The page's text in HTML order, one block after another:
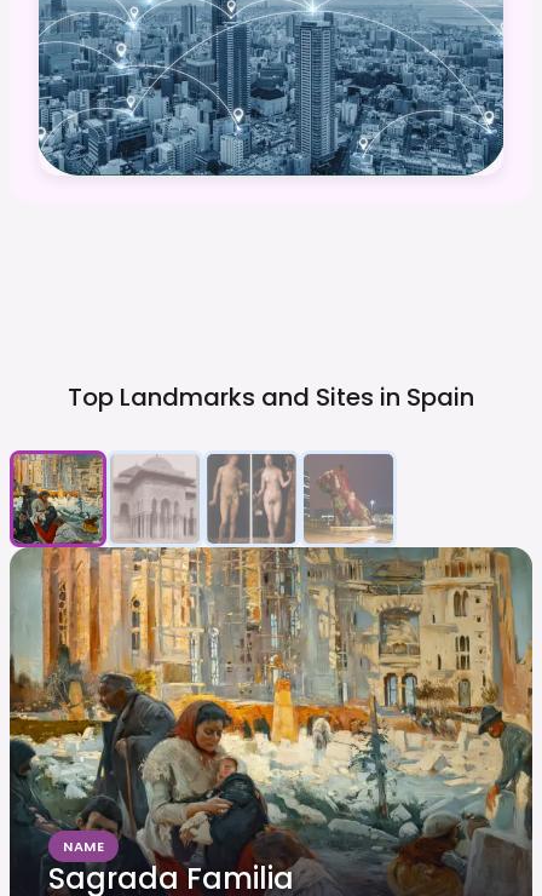
Top Landmarks and Sites in Spain
NAME
Sagrada Familia